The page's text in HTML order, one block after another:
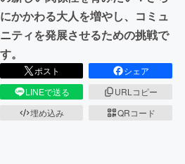
にかかわる大人を増やし、コミュ
ニティを発展させるための挑戦で
す。
ポスト
シェア
LINEで送る
URLコピー
埋め込み
QRコード